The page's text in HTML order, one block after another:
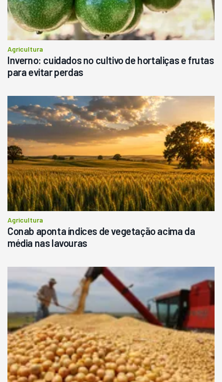
Agricultura
Inverno: cuidados no cultivo de hortaliças e frutas
para evitar perdas
Agricultura
Conab aponta índices de vegetação acima da
média nas lavouras